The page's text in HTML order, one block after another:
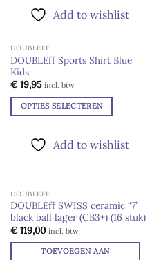
product
variaties.
Deze
optie
kan
gekozen
Add to wishlist
DOUBLEFF
DOUBLEff Sports Shirt Blue
Kids
€19,95 incl. btw
OPTIES SELECTEREN
product
Deze
optie
kan
gekozen
worden
Add to wishlist
Add to
DOUBLEFF
DOUBLEff SWISS ceramic “7”
black ball lager (CB3+) (16 stuk)
€119,00 incl. btw
TOEVOEGEN AAN